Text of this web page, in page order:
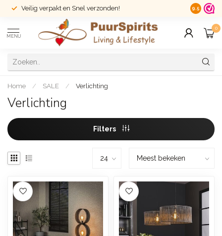
Veilig verpakt en Snel verzonden! 14 dagen
9.5
MENU
0
Home / SALE / Verlichting
Verlichting
Filters